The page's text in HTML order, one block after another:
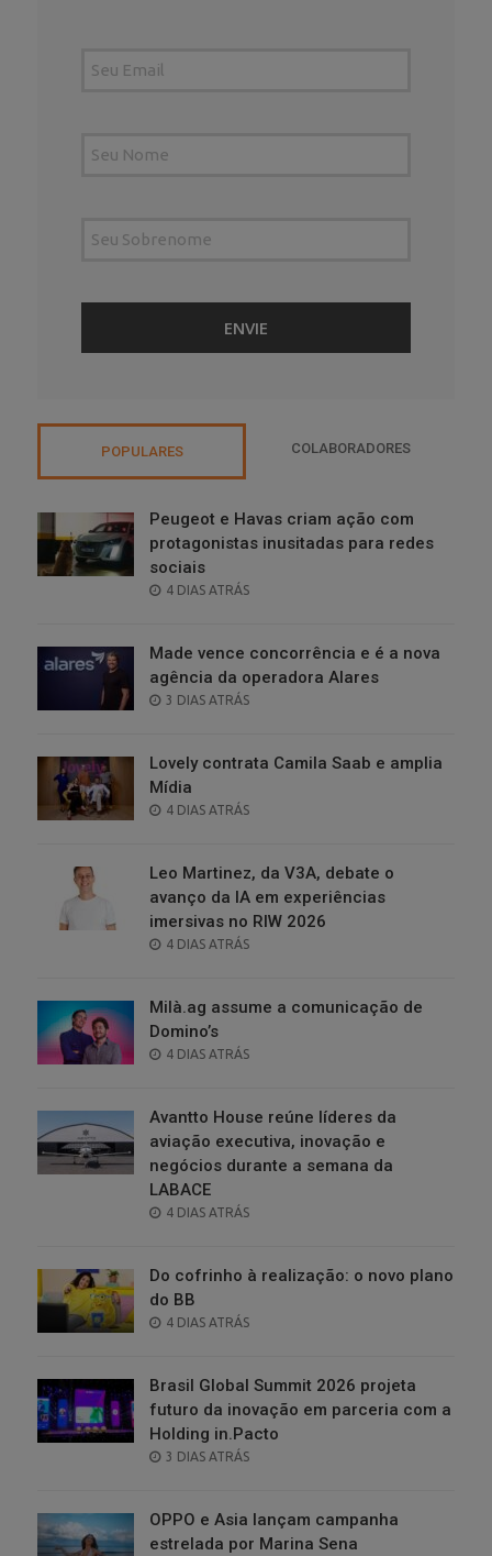
POPULARES COLABORADORES
Peugeot e Havas criam ação com
protagonistas inusitadas para redes
sociais
POSTED
4 DIAS ATRÁS
Made vence concorrência e é a nova
agência da operadora Alares
POSTED
3 DIAS ATRÁS
Lovely contrata Camila Saab e amplia
Mídia
POSTED
4 DIAS ATRÁS
Leo Martinez, da V3A, debate o
avanço da IA em experiências
imersivas no RIW 2026
POSTED
4 DIAS ATRÁS
Milà.ag assume a comunicação de
Domino’s
POSTED
4 DIAS ATRÁS
Avantto House reúne líderes da
aviação executiva, inovação e
negócios durante a semana da
LABACE
POSTED
4 DIAS ATRÁS
Do cofrinho à realização: o novo plano
do BB
POSTED
4 DIAS ATRÁS
Brasil Global Summit 2026 projeta
futuro da inovação em parceria com a
Holding in.Pacto
POSTED
3 DIAS ATRÁS
OPPO e Asia lançam campanha
estrelada por Marina Sena